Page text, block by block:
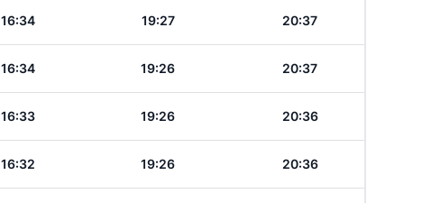
16:34 19:27 20:37
16:34 19:26 20:37
16:33 19:26 20:36
16:32 19:26 20:36